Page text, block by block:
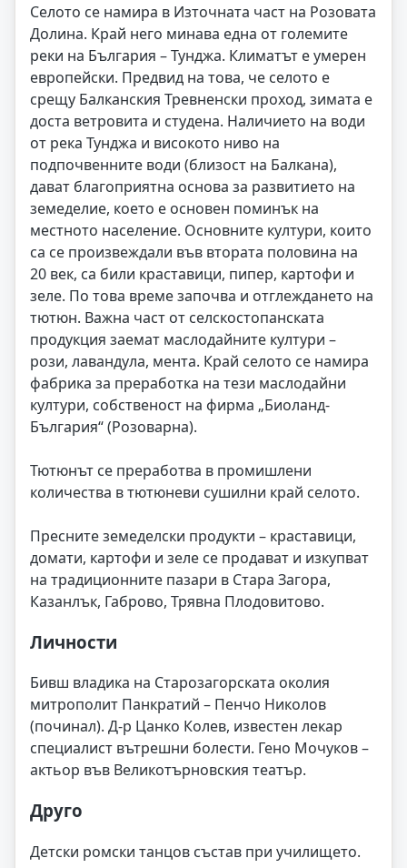
Селото се намира в Източната част на Розовата
Долина. Край него минава една от големите
реки на България – Тунджа. Климатът е умерен
европейски. Предвид на това, че селото е
срещу Балканския Тревненски проход, зимата е
доста ветровита и студена. Наличието на води
от река Тунджа и високото ниво на
подпочвенните води (близост на Балкана),
дават благоприятна основа за развитието на
земеделие, което е основен поминък на
местното население. Основните култури, които
са се произвеждали във втората половина на
20 век, са били краставици, пипер, картофи и
зеле. По това време започва и отглеждането на
тютюн. Важна част от селскостопанската
продукция заемат маслодайните култури –
рози, лавандула, мента. Край селото се намира
фабрика за преработка на тези маслодайни
култури, собственост на фирма „Биоланд-
България“ (Розоварна).
Тютюнът се преработва в промишлени
количества в тютюневи сушилни край селото.
Пресните земеделски продукти – краставици,
домати, картофи и зеле се продават и изкупват
на традиционните пазари в Стара Загора,
Казанлък, Габрово, Трявна Плодовитово.
Личности
Бивш владика на Старозагорската околия
митрополит Панкратий – Пенчо Николов
(починал). Д-р Цанко Колев, известен лекар
специалист вътрешни болести. Гено Мочуков –
актьор във Великотърновския театър.
Друго
Детски ромски танцов състав при училището.